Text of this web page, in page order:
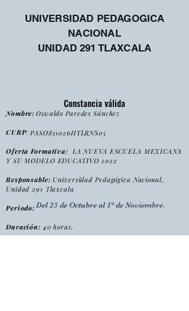
UNIVERSIDAD PEDAGOGICA
NACIONAL
UNIDAD 291 TLAXCALA
Constancia válida
Nombre:
CURP:
Oferta Formativa: LA NUEVA ESCUELA MEXICANA
Y SU MODELO EDUCATIVO 2022
Responsable: Universidad Pedagógica Nacional,
Unidad 291 Tlaxcala
Periodo:
Duración: 40 horas.
Oswaldo Paredes Sánchez
PASO831026HTLRNS05
Del 23 de Octubre al 1° de Noviembre.